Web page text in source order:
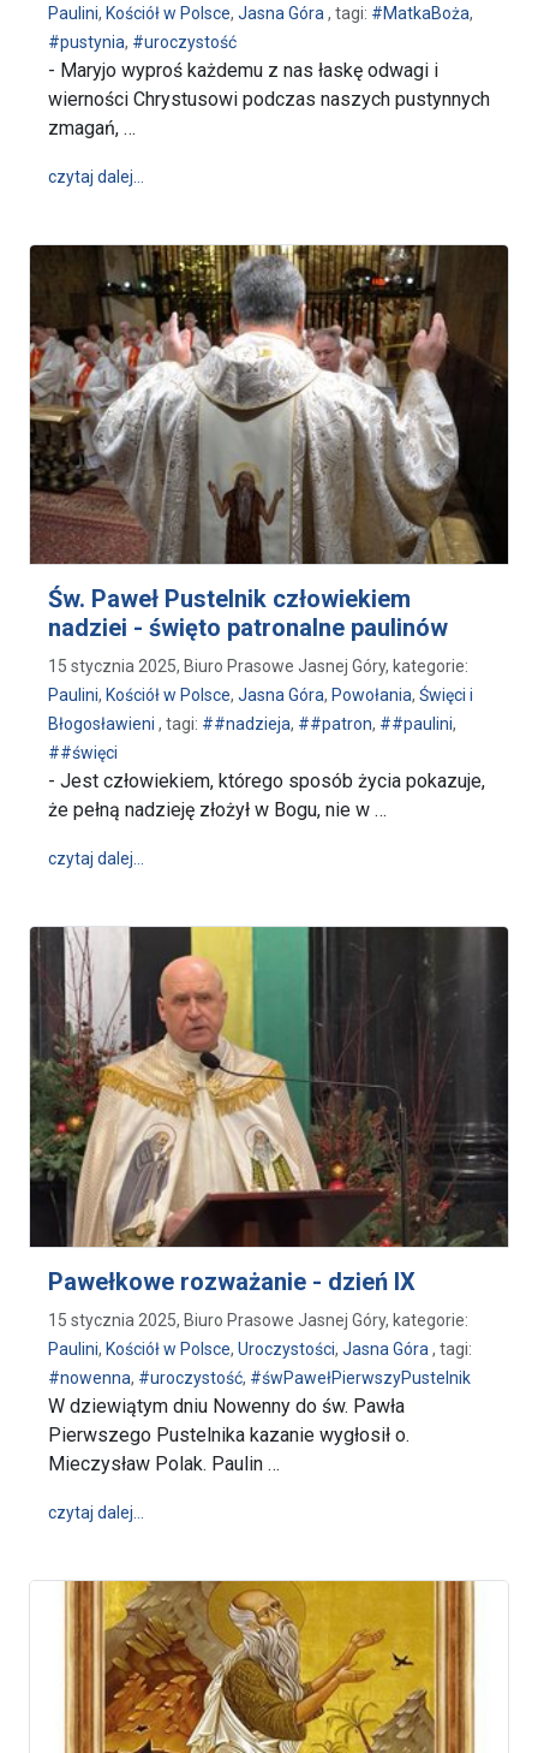
Paulini, Kościół w Polsce, Jasna Góra , tagi: #MatkaBoża,
#pustynia, #uroczystość
- Maryjo wyproś każdemu z nas łaskę odwagi i
wierności Chrystusowi podczas naszych pustynnych
zmagań, …
czytaj dalej…
Św. Paweł Pustelnik człowiekiem
nadziei - święto patronalne paulinów
15 stycznia 2025, Biuro Prasowe Jasnej Góry, kategorie:
Paulini, Kościół w Polsce, Jasna Góra, Powołania, Święci i
Błogosławieni , tagi: ##nadzieja, ##patron, ##paulini,
##święci
- Jest człowiekiem, którego sposób życia pokazuje,
że pełną nadzieję złożył w Bogu, nie w …
czytaj dalej…
Pawełkowe rozważanie - dzień IX
15 stycznia 2025, Biuro Prasowe Jasnej Góry, kategorie:
Paulini, Kościół w Polsce, Uroczystości, Jasna Góra , tagi:
#nowenna, #uroczystość, #śwPawełPierwszyPustelnik
W dziewiątym dniu Nowenny do św. Pawła
Pierwszego Pustelnika kazanie wygłosił o.
Mieczysław Polak. Paulin …
czytaj dalej…